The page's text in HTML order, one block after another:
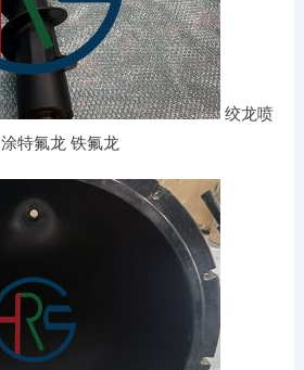
绞龙喷
涂特氟龙 铁氟龙